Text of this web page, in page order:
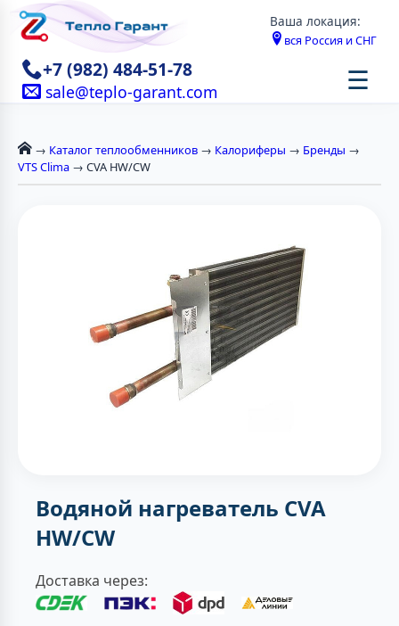
Ваша локация:
вся Россия и СНГ
+7 (982) 484-51-78
sale@teplo-garant.com ☰
→ Каталог теплообменников → Калориферы → Бренды →
VTS Clima → CVA HW/CW
Водяной нагреватель CVA
HW/CW
Доставка через: